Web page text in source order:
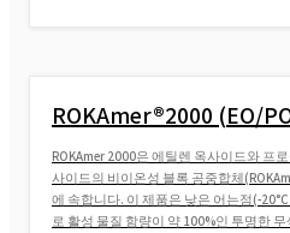
ROKAnol(폴리옥
ROKAnol®LP60 (폴
올 에테르)
ROKAmer®2000 (EO/
ROKAmer 2000은 에틸렌 옥사이드와 프
사이드의 비이온성 블록 공중합체
에 속합니다. 이 제품은 낮은 어는점(-
로 활성 물질 함량이 약 100%인 투명한